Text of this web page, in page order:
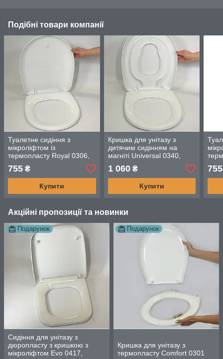
Подібні товари компанії
Туалетне сидіння з
мікроліфтом із
термопласту Royal 0306,
Антибактеріальне сидіння
на унітаз із кришкою
755 ₴
Купити
Кришка для унітазу з
дитячим сидінням на
магніті Universal 0340,
Туалетне сидіння з
функцією мікроліфт
1 060₴
Купити
на
755
Акційні пропозиції та новинки
Подарунок
Сидіння для унітазу з
дюропласту з кришкою з
мікроліфтом Evo 0417,
Подарунок
Кришка для унітазу з
термопласту Comfort 0301